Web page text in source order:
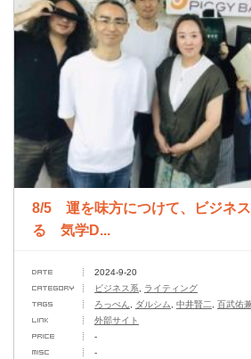
8/5 運を味方につけて、ビジネ
る 気学D...
2024-9-20
ビジネス系
ライティング
ろっぺん
ダルシム 中井賢二
百武佑
外部サイト
-
-